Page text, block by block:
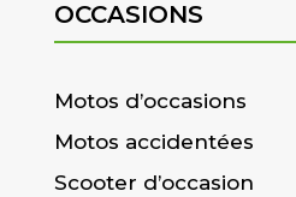
OCCASIONS
Motos d’occasions
Motos accidentées
Scooter d’occasion